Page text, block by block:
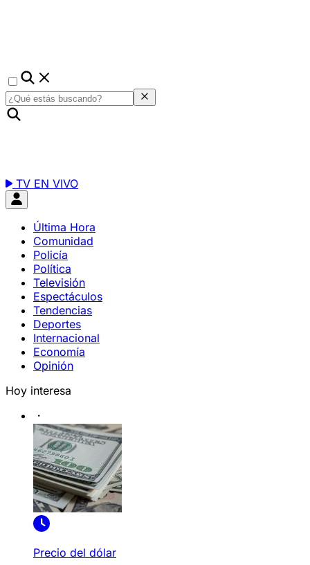
TV EN VIVO
Última Hora
Comunidad
Policía
Política
Televisión
Espectáculos
Tendencias
Deportes
Internacional
Economía
Opinión
Hoy interesa
Precio del dólar